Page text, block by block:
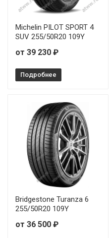
Michelin PILOT SPORT 4
SUV 255/50R20 109Y
от 39 230 ₽
Подробнее
Bridgestone Turanza 6
255/50R20 109Y
от 36 500 ₽